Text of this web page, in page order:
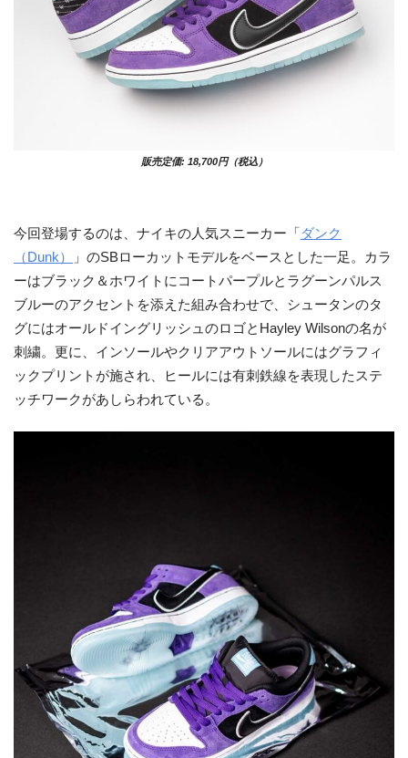
販売定価: 18,700円（税込）
今回登場するのは、ナイキの人気スニーカー「ダンク
（Dunk）
」のSBローカットモデルをベースとした一足。カラ
ーはブラック＆ホワイトにコートパープルとラグーンパルス
ブルーのアクセントを添えた組み合わせで、シュータンのタ
グにはオールドイングリッシュのロゴとHayley Wilsonの名が
刺繍。更に、インソールやクリアアウトソールにはグラフィ
ックプリントが施され、ヒールには有刺鉄線を表現したステ
ッチワークがあしらわれている。